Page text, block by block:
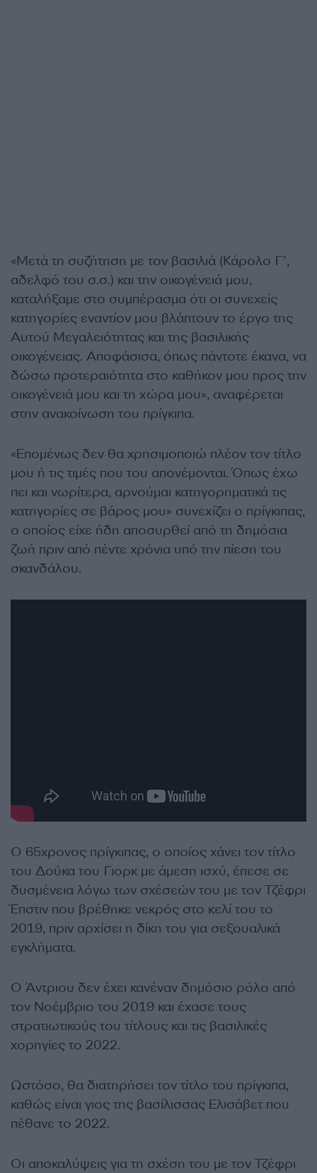
«Μετά τη συζήτηση με τον βασιλιά (Κάρολο Γ’,
αδελφό του σ.σ.) και την οικογένειά μου,
καταλήξαμε στο συμπέρασμα ότι οι συνεχείς
κατηγορίες εναντίον μου βλάπτουν το έργο της
Αυτού Μεγαλειότητας και της βασιλικής
οικογένειας. Αποφάσισα, όπως πάντοτε έκανα, να
δώσω προτεραιότητα στο καθήκον μου προς την
οικογένειά μου και τη χώρα μου», αναφέρεται
στην ανακοίνωση του πρίγκιπα.
«Επομένως δεν θα χρησιμοποιώ πλέον τον τίτλο
μου ή τις τιμές που του απονέμονται. Όπως έχω
πει και νωρίτερα, αρνούμαι κατηγορηματικά τις
κατηγορίες σε βάρος μου» συνεχίζει ο πρίγκιπας,
ο οποίος είχε ήδη αποσυρθεί από τη δημόσια
ζωή πριν από πέντε χρόνια υπό την πίεση του
σκανδάλου.
Ο 65χρονος πρίγκιπας, ο οποίος χάνει τον τίτλο
του Δούκα του Γιορκ με άμεση ισχύ, έπεσε σε
δυσμένεια λόγω των σχέσεών του με τον Τζέφρι
Έπστιν που βρέθηκε νεκρός στο κελί του το
2019, πριν αρχίσει η δίκη του για σεξουαλικά
εγκλήματα.
Ο Άντριου δεν έχει κανέναν δημόσιο ρόλο από
τον Νοέμβριο του 2019 και έχασε τους
στρατιωτικούς του τίτλους και τις βασιλικές
χορηγίες το 2022.
Ωστόσο, θα διατηρήσει τον τίτλο του πρίγκιπα,
καθώς είναι γιος της βασίλισσας Ελισάβετ που
πέθανε το 2022.
Οι αποκαλύψεις για τη σχέση του με τον Τζέφρι